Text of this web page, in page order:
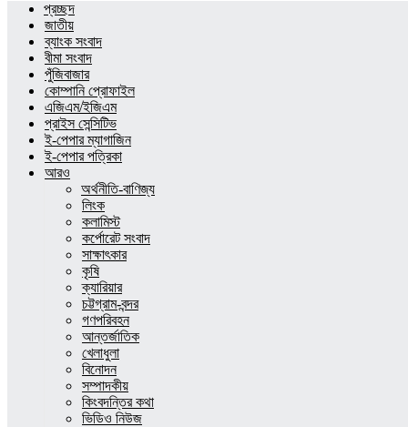
প্রচ্ছদ
জাতীয়
ব্যাংক সংবাদ
বীমা সংবাদ
পুঁজিবাজার
কোম্পানি প্রোফাইল
এজিএম/ইজিএম
প্রাইস সেন্সিটিভ
ই-পেপার ম্যাগাজিন
ই-পেপার পত্রিকা
আরও
অর্থনীতি-বাণিজ্য
লিংক
কলামিস্ট
কর্পোরেট সংবাদ
সাক্ষাৎকার
কৃষি
ক্যারিয়ার
চট্টগ্রাম-বন্দর
গণপরিবহন
আন্তর্জাতিক
খেলাধুলা
বিনোদন
সম্পাদকীয়
কিংবদন্তির কথা
ভিডিও নিউজ